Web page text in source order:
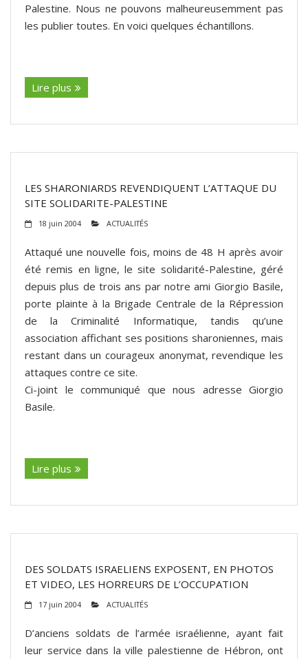
Palestine. Nous ne pouvons malheureusemment pas
les publier toutes. En voici quelques échantillons.
Lire plus
LES SHARONIARDS REVENDIQUENT L’ATTAQUE DU
SITE SOLIDARITE-PALESTINE
18 juin 2004 ACTUALITÉS
Attaqué une nouvelle fois, moins de 48 H après avoir
été remis en ligne, le site solidarité-Palestine, géré
depuis plus de trois ans par notre ami Giorgio Basile,
porte plainte à la Brigade Centrale de la Répression
de la Criminalité Informatique, tandis qu’une
association affichant ses positions sharoniennes, mais
restant dans un courageux anonymat, revendique les
attaques contre ce site.
Ci-joint le communiqué que nous adresse Giorgio
Basile.
Lire plus
DES SOLDATS ISRAELIENS EXPOSENT, EN PHOTOS
ET VIDEO, LES HORREURS DE L’OCCUPATION
17 juin 2004 ACTUALITÉS
D’anciens soldats de l’armée israélienne, ayant fait
leur service dans la ville palestienne de Hébron, ont